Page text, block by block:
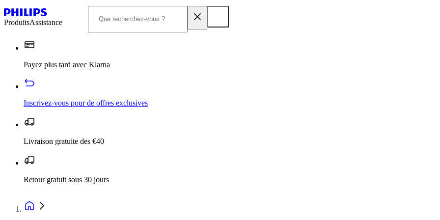
ProduitsAssistance
Payez plus tard avec Klarna
Inscrivez‑vous pour de offres exclusives
Livraison gratuite des €40
Retour gratuit sous 30 jours